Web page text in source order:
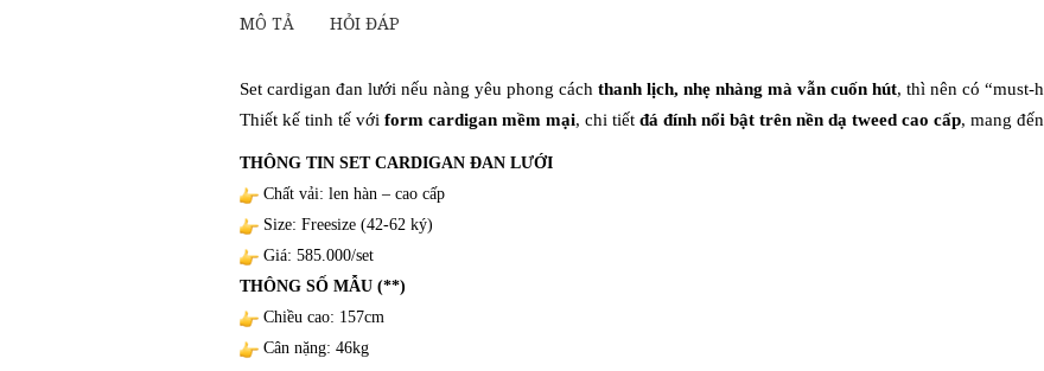
MÔ TẢ HỎI ĐÁP
Set cardigan đan lưới nếu nàng yêu phong cách thanh lịch, nhẹ nhàng mà vẫn cuốn hút, thì nên có “must-
Thiết kế tinh tế với form cardigan mềm mại, chi tiết đá đính nổi bật trên nền dạ tweed cao cấp, mang
THÔNG TIN SET CARDIGAN ĐAN LƯỚI
Chất vải: len hàn– cao cấp
Size: Freesize (42-62 ký)
Giá: 585.000/set
THÔNG SỐ MẪU (**)
Chiều cao: 157cm
Cân nặng: 46kg